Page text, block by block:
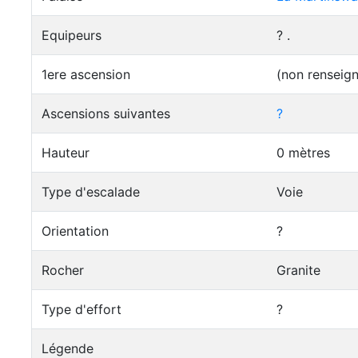
Equipeurs ? .
1ere ascension (non
Ascensions suivantes ?
Hauteur 0 mètres
Type d'escalade Voie
Orientation ?
Rocher Granite
Type d'effort ?
Légende